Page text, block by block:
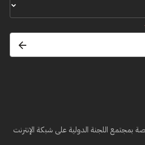
بمجتمع اللجنة الدولية على شبكة الإنترنت